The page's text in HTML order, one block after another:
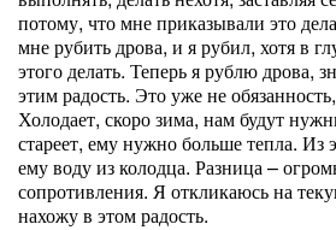
потому, что мне приказывали это
мне рубить дрова, и я рубил, хотя в
этого делать. Теперь я рублю дрова,
этим радость. Это уже не
Холодает, скоро зима, нам будут
стареет, ему нужно больше тепла.
ему воду из колодца. Разница –
сопротивления. Я откликаюсь на
нахожу в этом радость.